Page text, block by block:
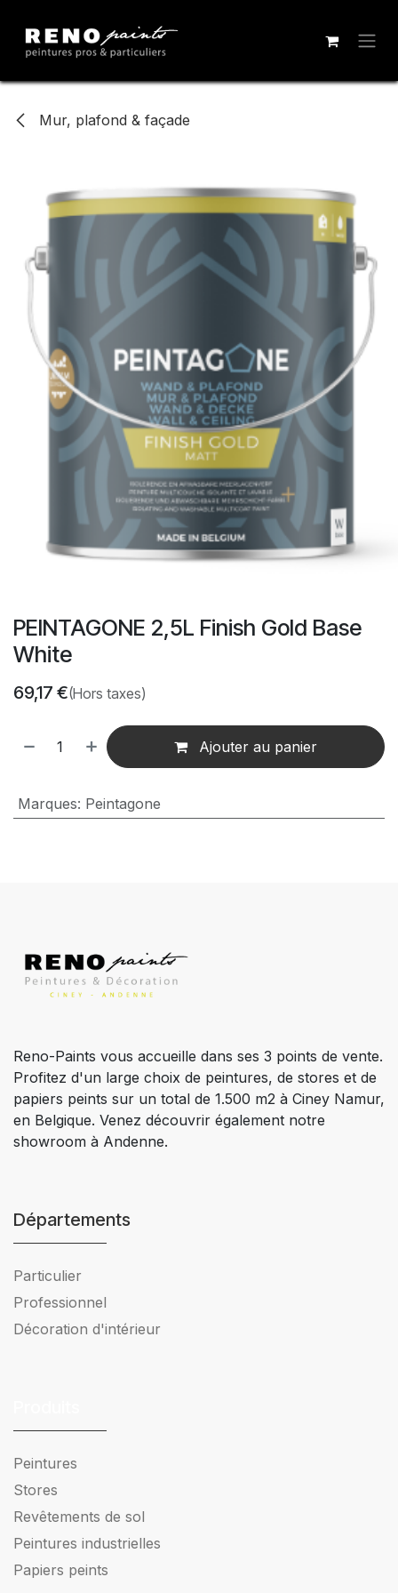
Mur, plafond & façade
PEINTAGONE 2,5L Finish Gold Base
White
69,17 €(Hors taxes)
Ajouter au panier
Marques: Peintagone
Reno-Paints vous accueille dans ses 3 points de vente.
Profitez d'un large choix de peintures, de stores et de
papiers peints sur un total de 1.500 m2 à Ciney Namur,
en Belgique. Venez découvrir également notre
showroom à Andenne.
Départements
Particulier
Professionnel
Décoration d'intérieur
Peintures
Stores
Revêtements de sol
Peintures industrielles
Papiers peints